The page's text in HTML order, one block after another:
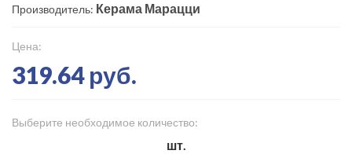
Производитель: Керама Марацци
Цена:
319.64 руб.
Выберите необходимое количество:
шт.